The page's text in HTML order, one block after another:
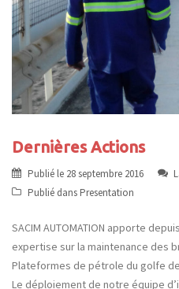
Dernières Actions
Publié le 28 septembre 2016
Publié dans Presentation
SACIM AUTOMATION apporte
expertise sur la maintenance des
Plateformes de pétrole du golfe
Le déploiement de notre équipe